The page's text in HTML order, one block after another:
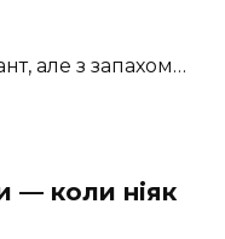
але з запахом…
— коли ніяк